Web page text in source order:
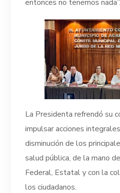
entonces no tenemos
La Presidenta refrendó su
impulsar acciones
disminución de los
salud pública, de la mano
Federal, Estatal y con la
los ciudadanos.